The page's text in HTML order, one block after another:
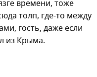
времени, тоже
толп, где-то между
гость, даже если
из Крыма.